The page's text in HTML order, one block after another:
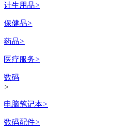
计生用品>
保健品>
药品>
医疗服务>
数码
>
电脑笔记本>
数码配件>